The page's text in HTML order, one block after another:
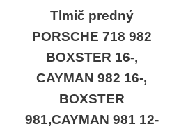
Tlmič predný
PORSCHE 718 982
BOXSTER 16-,
CAYMAN 982 16-,
BOXSTER
981,CAYMAN 981 12-